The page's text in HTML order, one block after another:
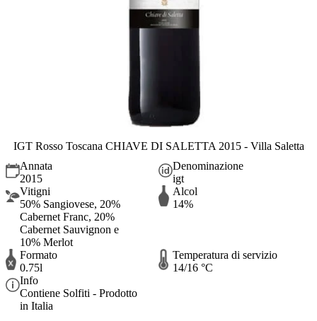
IGT Rosso Toscana CHIAVE DI SALETTA 2015 - Villa Saletta
Annata
2015
Denominazione
igt
Vitigni
50% Sangiovese, 20%
Cabernet Franc, 20%
Cabernet Sauvignon e
10% Merlot
Alcol
14%
Formato
0.75l
Temperatura di servizio
14/16 °C
Info
Contiene Solfiti - Prodotto
in Italia